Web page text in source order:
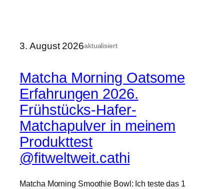
3. August 2026aktualisiert
Matcha Morning Oatsome
Erfahrungen 2026.
Frühstücks-Hafer-
Matchapulver in meinem
Produkttest
@fitweltweit.cathi
Matcha Morning Smoothie Bowl: Ich teste das 1